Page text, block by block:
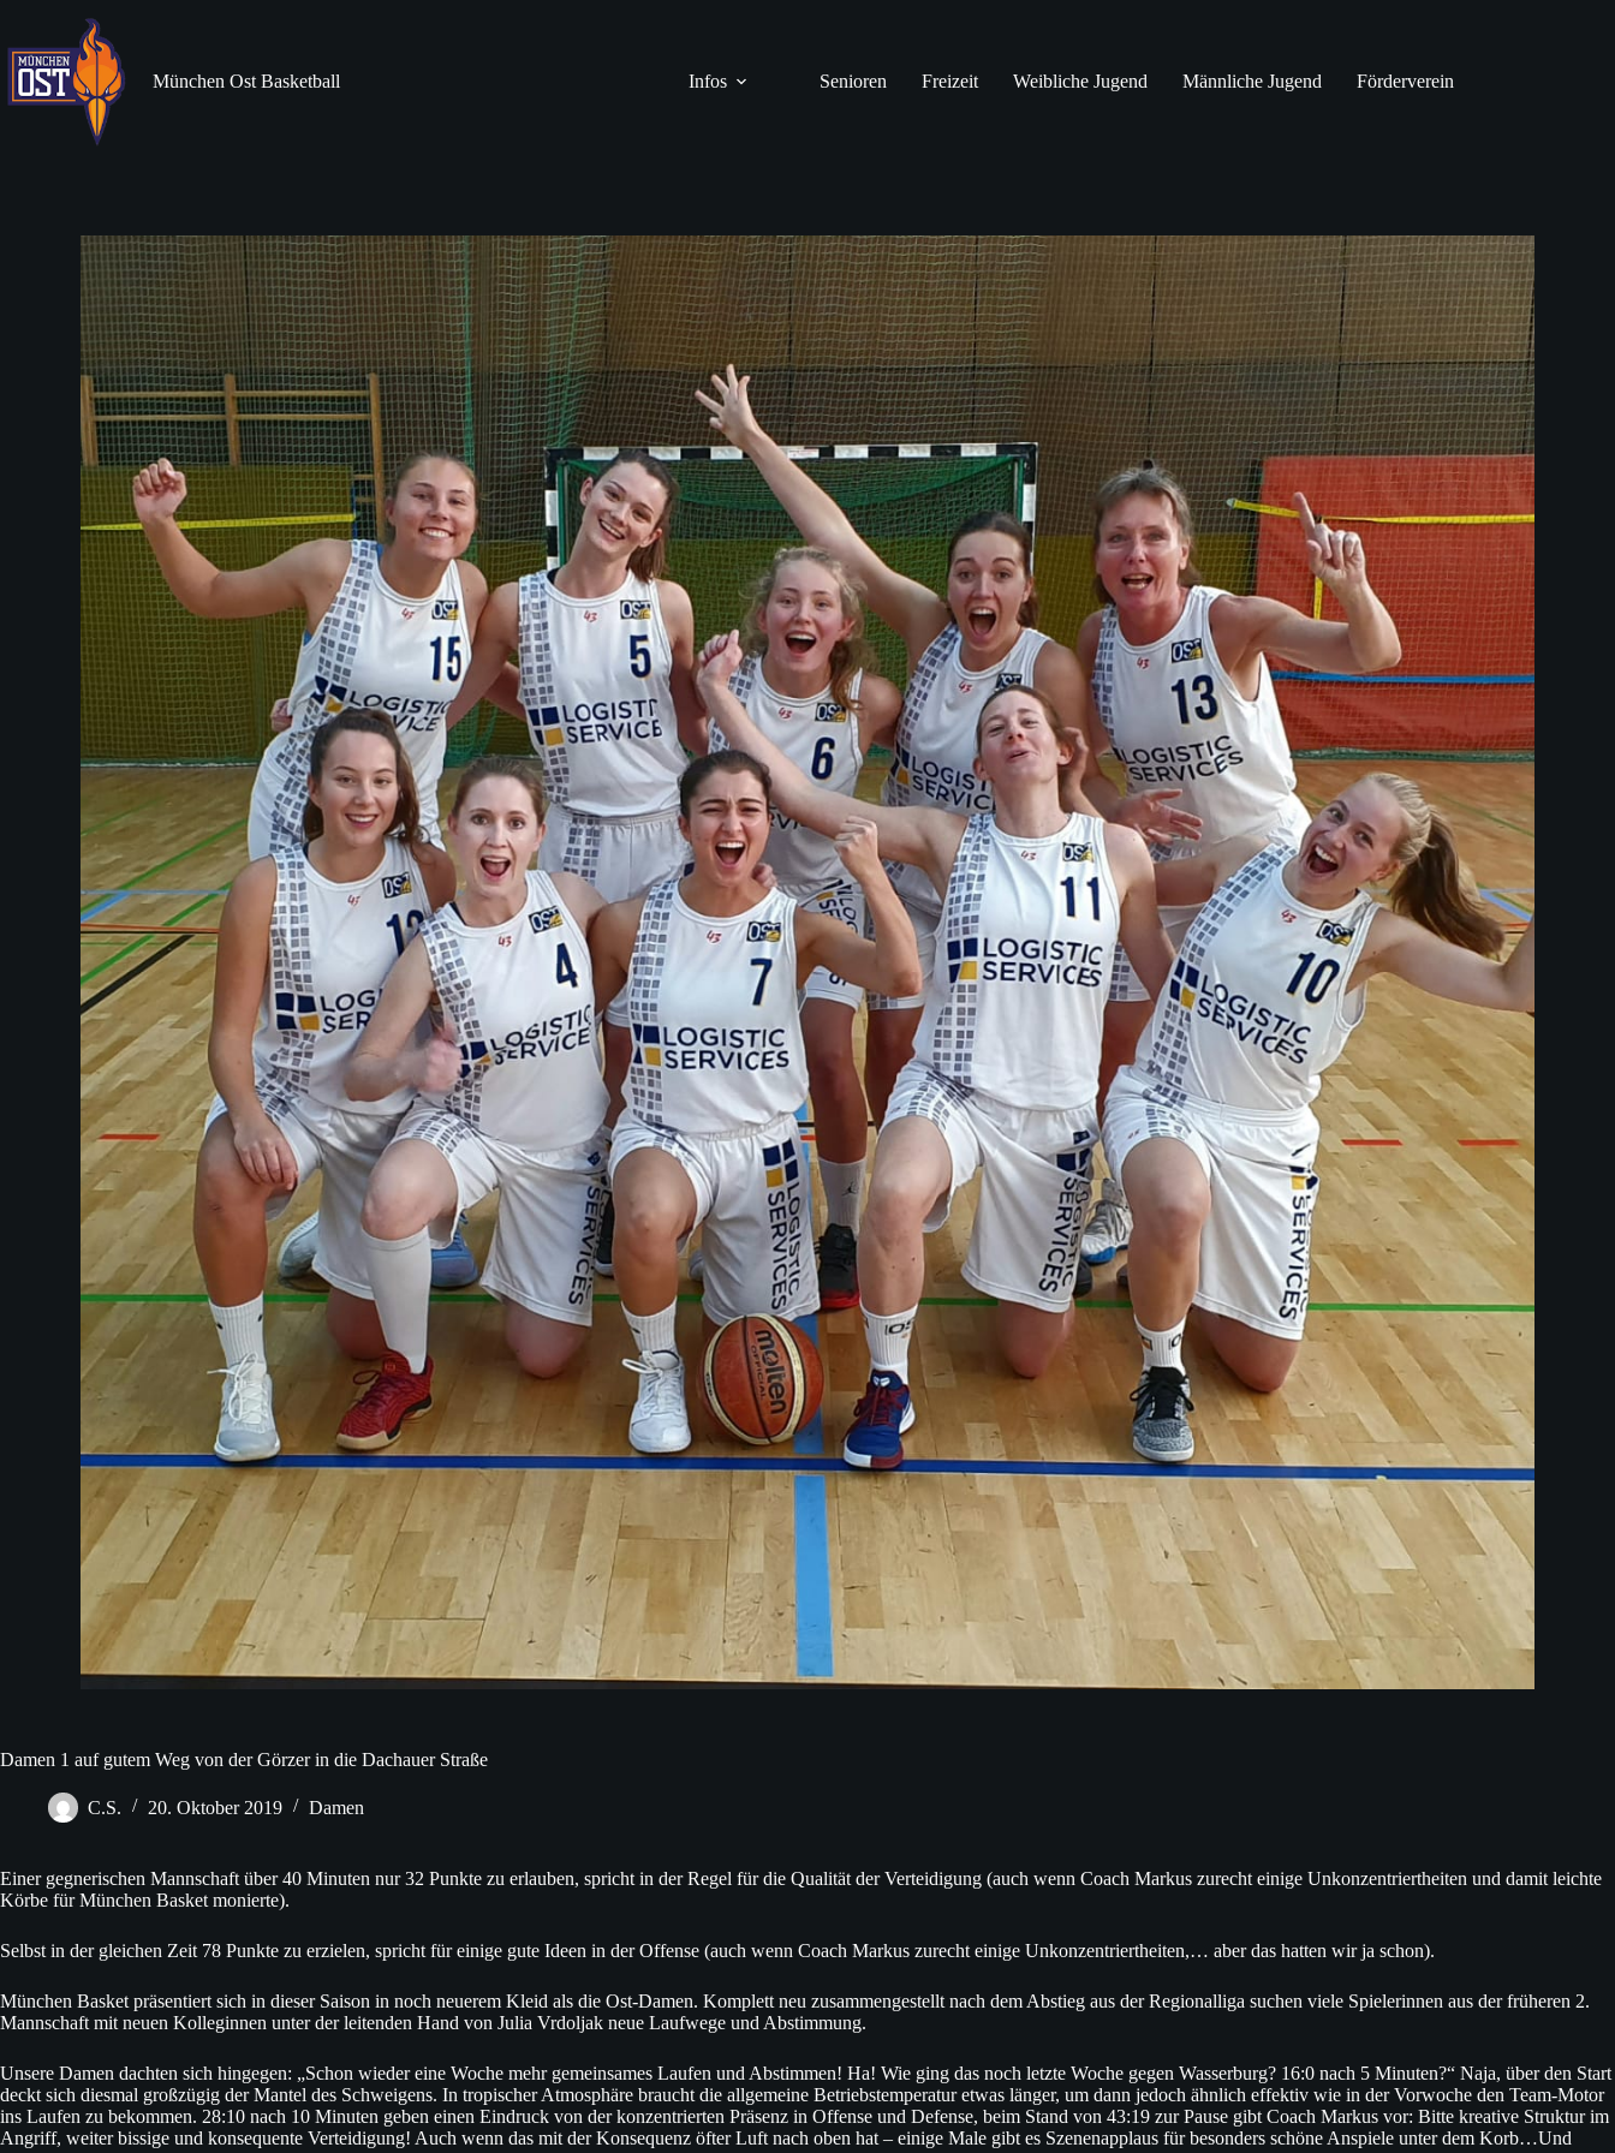
springen
München Ost Basketball
Infos Senioren Freizeit Weibliche Jugend Männliche Jugend Förderverein
Damen 1 auf gutem Weg von der Görzer in die Dachauer Straße
C.S. 20. Oktober 2019 Damen
Einer gegnerischen Mannschaft über 40 Minuten nur 32 Punkte zu erlauben, spricht in der Regel für die Qualität der Verteidigung (auch wenn Coach Markus zurecht einige Unkonzentriertheiten und damit leichte
Körbe für München Basket monierte).
Selbst in der gleichen Zeit 78 Punkte zu erzielen, spricht für einige gute Ideen in der Offense (auch wenn Coach Markus zurecht einige Unkonzentriertheiten,… aber das hatten wir ja schon).
München Basket präsentiert sich in dieser Saison in noch neuerem Kleid als die Ost-Damen. Komplett neu zusammengestellt nach dem Abstieg aus der Regionalliga suchen viele Spielerinnen aus der früheren 2.
Mannschaft mit neuen Kolleginnen unter der leitenden Hand von Julia Vrdoljak neue Laufwege und Abstimmung.
Unsere Damen dachten sich hingegen: „Schon wieder eine Woche mehr gemeinsames Laufen und Abstimmen! Ha! Wie ging das noch letzte Woche gegen Wasserburg? 16:0 nach 5 Minuten?“ Naja, über den Start
deckt sich diesmal großzügig der Mantel des Schweigens. In tropischer Atmosphäre braucht die allgemeine Betriebstemperatur etwas länger, um dann jedoch ähnlich effektiv wie in der Vorwoche den Team-Motor
ins Laufen zu bekommen. 28:10 nach 10 Minuten geben einen Eindruck von der konzentrierten Präsenz in Offense und Defense, beim Stand von 43:19 zur Pause gibt Coach Markus vor: Bitte kreative Struktur im
Angriff, weiter bissige und konsequente Verteidigung! Auch wenn das mit der Konsequenz öfter Luft nach oben hat – einige Male gibt es Szenenapplaus für besonders schöne Anspiele unter dem Korb…Und